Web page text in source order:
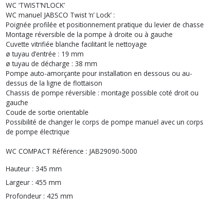
WC ‘TWIST’N’LOCK’
WC manuel JABSCO Twist ‘n’ Lock’ :
Poignée profilée et positionnement pratique du levier de chasse
Montage réversible de la pompe à droite ou à gauche
Cuvette vitrifiée blanche facilitant le nettoyage
ø tuyau d’entrée : 19 mm
ø tuyau de décharge : 38 mm
Pompe auto-amorçante pour installation en dessous ou au-
dessus de la ligne de flottaison
Chassis de pompe réversible : montage possible coté droit ou
gauche
Coude de sortie orientable
Possibilité de changer le corps de pompe manuel avec un corps
de pompe électrique
WC COMPACT Référence : JAB29090-5000
Hauteur : 345 mm
Largeur : 455 mm
Profondeur : 425 mm